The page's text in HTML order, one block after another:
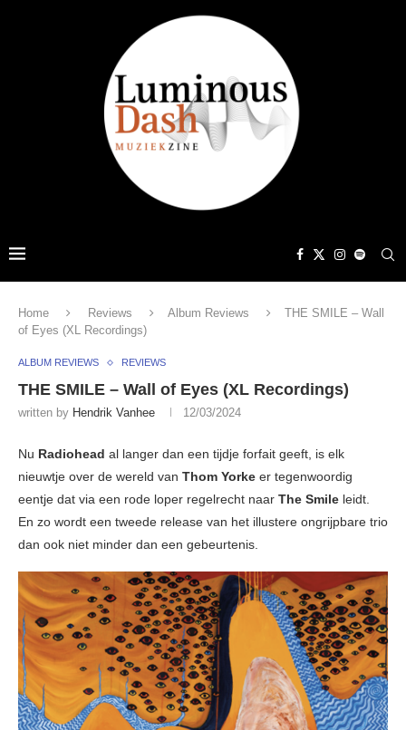
Home Reviews Album Reviews
THE SMILE – Wall
of Eyes (XL Recordings)
ALBUM REVIEWS REVIEWS
THE SMILE – Wall of Eyes (XL Recordings)
written by Hendrik Vanhee 12/03/2024
Nu Radiohead al langer dan een tijdje forfait geeft, is elk
nieuwtje over de wereld van Thom Yorke er tegenwoordig
eentje dat via een rode loper regelrecht naar The Smile leidt.
En zo wordt een tweede release van het illustere ongrijpbare trio
dan ook niet minder dan een gebeurtenis.